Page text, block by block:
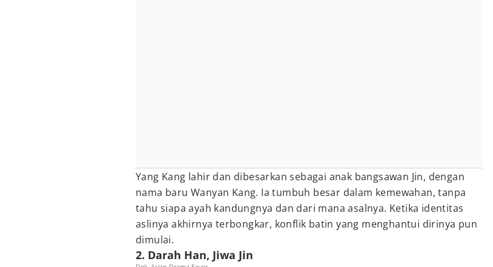
Yang Kang lahir dan dibesarkan sebagai anak bangsawan Jin, dengan
nama baru Wanyan Kang. Ia tumbuh besar dalam kemewahan, tanpa
tahu siapa ayah kandungnya dan dari mana asalnya. Ketika identitas
aslinya akhirnya terbongkar, konflik batin yang menghantui dirinya pun
dimulai.
2. Darah Han, Jiwa Jin